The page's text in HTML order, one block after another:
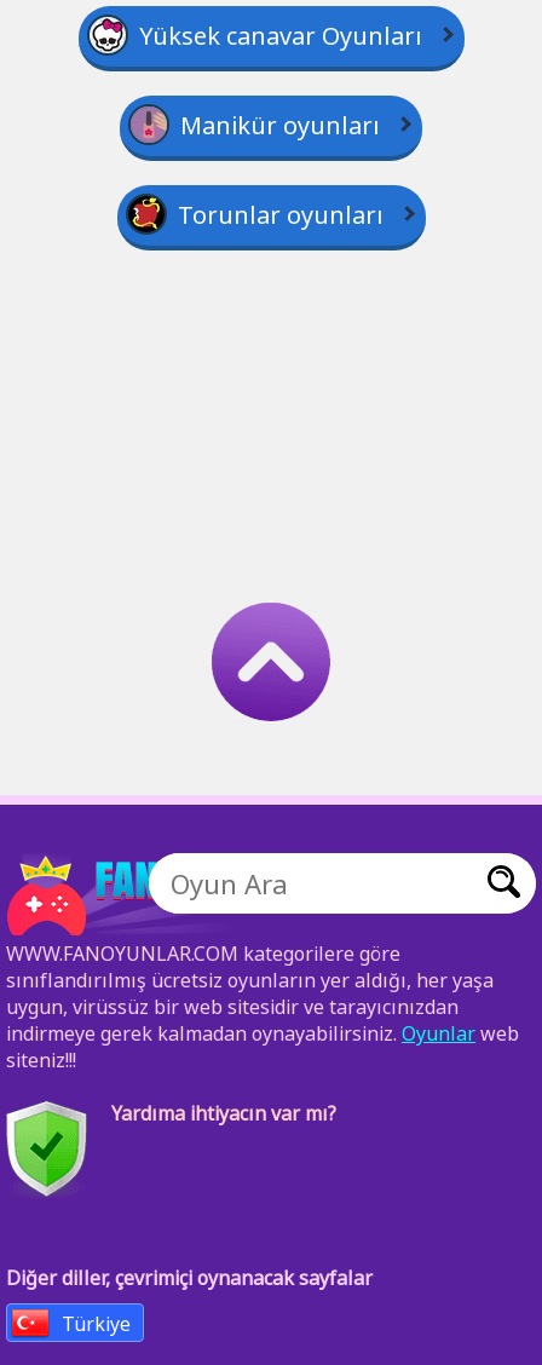
Yüksek canavar Oyunları
Manikür oyunları
Torunlar oyunları
WWW.FANOYUNLAR.COM kategorilere göre
sınıflandırılmış ücretsiz oyunların yer aldığı, her yaşa
uygun, virüssüz bir web sitesidir ve tarayıcınızdan
indirmeye gerek kalmadan oynayabilirsiniz. Oyunlarweb
siteniz!!!
Yardıma ihtiyacın var mı?
Diğer diller, çevrimiçi oynanacak sayfalar
Türkiye